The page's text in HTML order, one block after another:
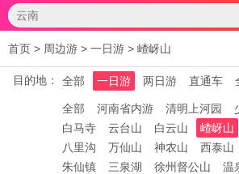
首页 > 周边游 > 一日游 > 嵖岈山
目的地： 全部 一日游 两日游 直通车
全部 河南省内游 清明上河园
白马寺
云台山 白云山 嵖岈山
八里沟
万仙山 神农山 西泰山
朱仙镇
三泉湖 徐州督公山 温